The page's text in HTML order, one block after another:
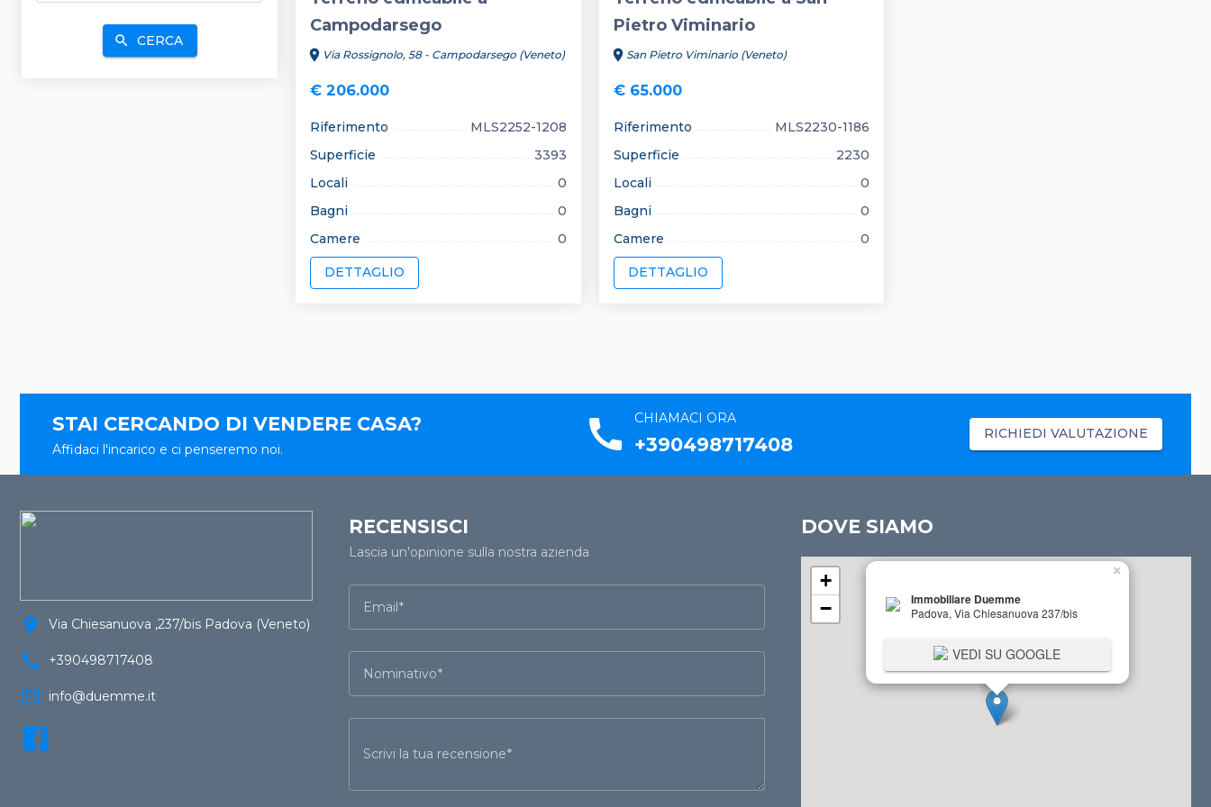
search CERCA
Campodarsego
location_on Via Rossignolo, 58 - Campodarsego (Veneto)
€ 206.000
Riferimento
MLS2252-1208
Superficie
3393
Locali
0
Bagni
0
Camere
0
DETTAGLIO
Pietro Viminario
location_on San Pietro Viminario (Veneto)
€ 65.000
Riferimento
MLS2230-1186
Superficie
2230
Locali
0
Bagni
0
Camere
0
DETTAGLIO
STAI CERCANDO DI VENDERE CASA?
Affidaci l'incarico e ci penseremo noi. call CHIAMACI ORA
+390498717408 RICHIEDI VALUTAZIONE
location_on Via Chiesanuova ,237/bis Padova (Veneto)
call +390498717408
mail_outline info@duemme.it
RECENSISCI
Lascia un'opinione sulla nostra azienda
Email
Nominativo
Scrivi la tua recensione
DOVE SIAMO
Immobiliare Duemme
Padova, Via Chiesanuova 237/bis
VEDI SU GOOGLE
×
+
−